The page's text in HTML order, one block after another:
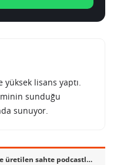
lisans yaptı.
sunduğu
sunuyor.
Spotify yapay zekâ ile üretilen sahte podcastlere karşı harekete geçti